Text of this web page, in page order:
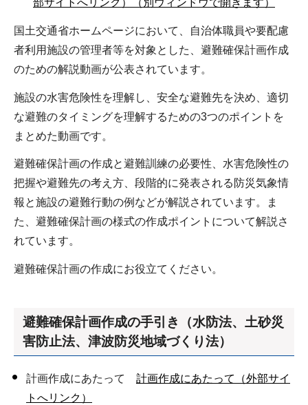
部サイトへリンク）（別ウィンドウで開きます）
国土交通省ホームページにおいて、自治体職員や要配慮
者利用施設の管理者等を対象とした、避難確保計画作成
のための解説動画が公表されています。
施設の水害危険性を理解し、安全な避難先を決め、適切
な避難のタイミングを理解するための3つのポイントを
まとめた動画です。
避難確保計画の作成と避難訓練の必要性、水害危険性の
把握や避難先の考え方、段階的に発表される防災気象情
報と施設の避難行動の例などが解説されています。ま
た、避難確保計画の様式の作成ポイントについて解説さ
れています。
避難確保計画の作成にお役立てください。
避難確保計画作成の手引き（水防法、土砂災
害防止法、津波防災地域づくり法）
計画作成にあたって 計画作成にあたって（外部サイ
トへリンク）